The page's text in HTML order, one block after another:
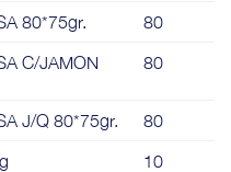
80*75gr. 80
C/JAMON
80
J/Q 80*75gr. 80
10